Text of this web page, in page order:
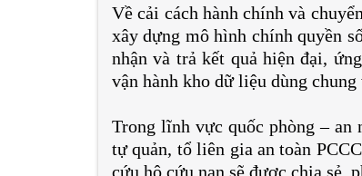
Về cải cách hành chính và
xây dựng mô hình chính quyền
nhận và trả kết quả hiện đại,
vận hành kho dữ liệu dùng
Trong lĩnh vực quốc phòng – an
tự quản, tổ liên gia an toàn
cứu hộ cứu nạn sẽ được chia sẻ,